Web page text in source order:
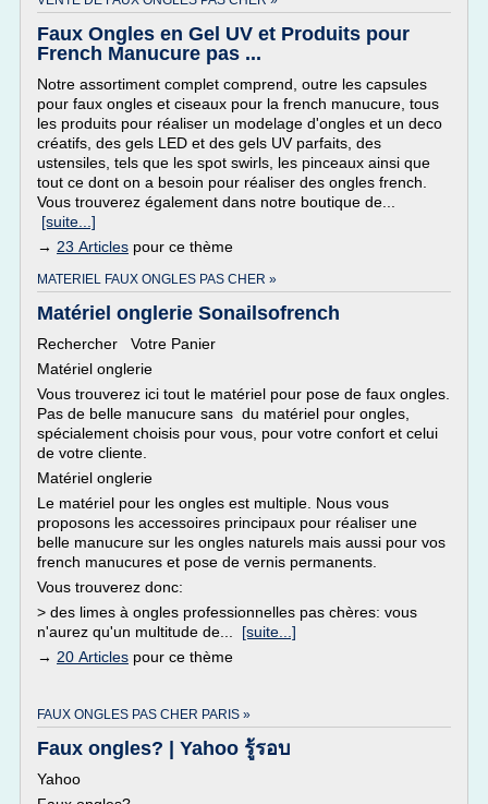
Faux Ongles en Gel UV et Produits pour
French Manucure pas ...
Notre assortiment complet comprend, outre les capsules
pour faux ongles et ciseaux pour la french manucure, tous
les produits pour réaliser un modelage d'ongles et un deco
créatifs, des gels LED et des gels UV parfaits, des
ustensiles, tels que les spot swirls, les pinceaux ainsi que
tout ce dont on a besoin pour réaliser des ongles french.
Vous trouverez également dans notre boutique de...
[suite...]
→ 23 Articles pour ce thème
MATERIEL FAUX ONGLES PAS CHER »
Matériel onglerie Sonailsofrench
Rechercher Votre Panier
Matériel onglerie
Vous trouverez ici tout le matériel pour pose de faux ongles.
Pas de belle manucure sans du matériel pour ongles,
spécialement choisis pour vous, pour votre confort et celui
de votre cliente.
Matériel onglerie
Le matériel pour les ongles est multiple. Nous vous
proposons les accessoires principaux pour réaliser une
belle manucure sur les ongles naturels mais aussi pour vos
french manucures et pose de vernis permanents.
Vous trouverez donc:
> des limes à ongles professionnelles pas chères: vous
n'aurez qu'un multitude de... [suite...]
→ 20 Articles pour ce thème
FAUX ONGLES PAS CHER PARIS »
Faux ongles? | Yahoo รู้รอบ
Yahoo